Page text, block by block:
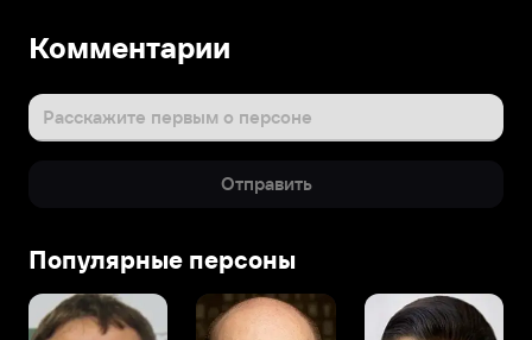
Комментарии
Расскажите первым о персоне
Отправить
Популярные персоны